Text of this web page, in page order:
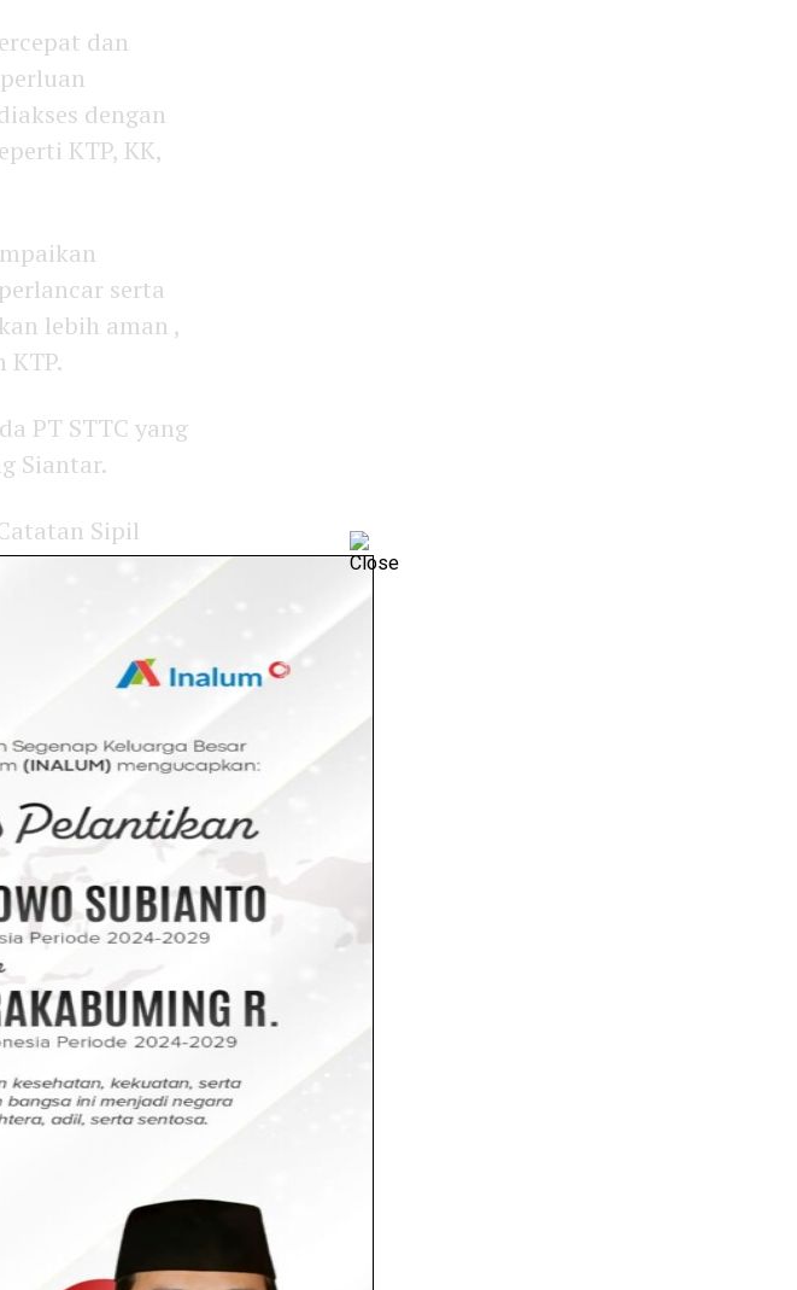
dan
dengan
KTP, KK,
serta
lebih aman ,
PT STTC yang
Siantar.
Sipil
bahwa
teknologi
publik,
tingkat
Presiden
Kota dr
Sipil Sertaulina.
Mata